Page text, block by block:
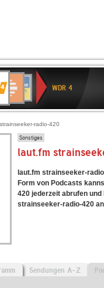
ANTENNE
BAYERN
WDR 4
radio-420
Sonstiges
laut.fm
laut.fm strainseeker-
Form von Podcasts
420 jederzeit abrufen
strainseeker-radio-420
Sendungen A-Z